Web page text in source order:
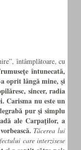
întâmplătoare, cu
întunecată,
oprit lângă mine, şi
sincer, radia
Carisma nu este un
pur şi simplu
ale Carpaţilor, a
Tăcerea lui
care interzisese